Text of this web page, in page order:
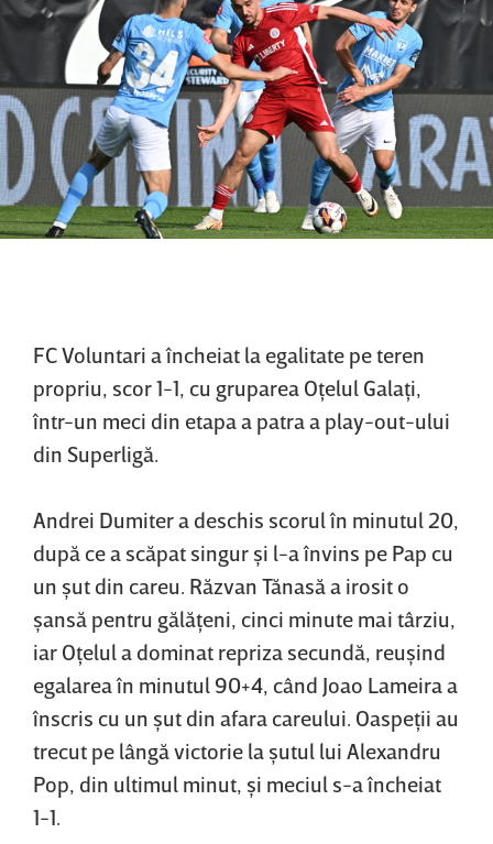
FC Voluntari a încheiat la egalitate pe teren
propriu, scor 1-1, cu gruparea Oţelul Galaţi,
într-un meci din etapa a patra a play-out-ului
din Superligă.
Andrei Dumiter a deschis scorul în minutul 20,
după ce a scăpat singur şi l-a învins pe Pap cu
un şut din careu. Răzvan Tănasă a irosit o
şansă pentru gălăţeni, cinci minute mai târziu,
iar Oţelul a dominat repriza secundă, reuşind
egalarea în minutul 90+4, când Joao Lameira a
înscris cu un şut din afara careului. Oaspeţii au
trecut pe lângă victorie la şutul lui Alexandru
Pop, din ultimul minut, şi meciul s-a încheiat
1-1.